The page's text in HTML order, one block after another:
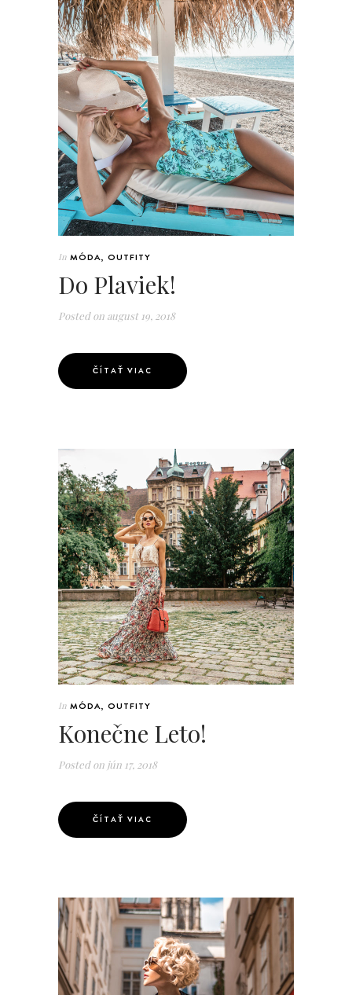
In MÓDA, OUTFITY
Do Plaviek!
Posted on august 19, 2018
ČÍTAŤ VIAC
In MÓDA, OUTFITY
Konečne Leto!
Posted on jún 17, 2018
ČÍTAŤ VIAC